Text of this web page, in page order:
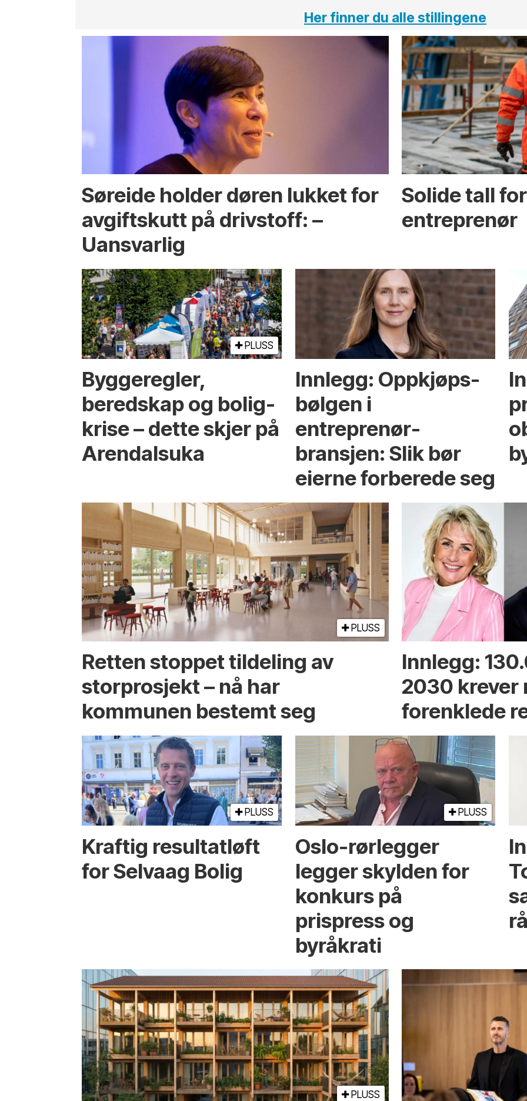
Her finner du alle stillingene
Søreide holder døren lukket for
avgiftskutt på drivstoff: –
Uansvarlig
Solide tall
entreprenør
PLUSS
Bygge­regler,
beredskap og bolig­
krise – dette skjer på
Arendals­uka
Innlegg: Oppkjøps­
bølgen i
entreprenør­
bransjen: Slik bør
eierne forberede seg
PLUSS
Retten stoppet tildeling av
storprosjekt – nå har
kommunen bestemt seg
Innlegg:
2030 krever
forenklede
PLUSS
Kraftig resultatløft
for Selvaag Bolig
PLUSS
Oslo-rørlegger
legger skylden for
konkurs på
prispress og
byråkrati
PLUSS